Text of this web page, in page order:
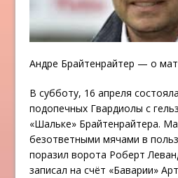
Андре Брайтенрайтер — о
В субботу, 16 апреля
подопечных Гвардиолы с
«Шальке» Брайтенрайтера.
безответными мячами в
поразил ворота Роберт
записал на счёт «Баварии»